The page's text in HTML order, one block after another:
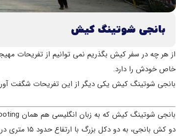
بانجی شوتینگ کیش
از هر چه در سفر کیش بگذریم نمی توانیم از تفریحات
خاص خودش را دارد.
بانجی شوتینگ کیش یکی دیگر از این تفریحات شگفت